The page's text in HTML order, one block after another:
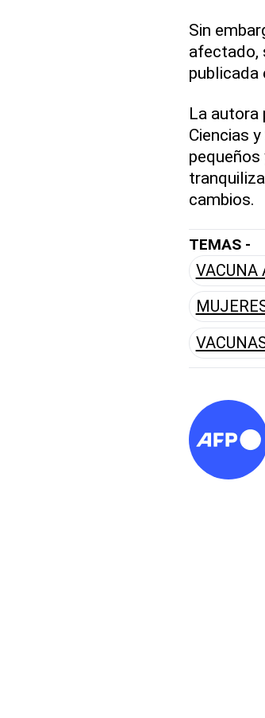
Sin
afectado,
publicada
La autora
Ciencias y
cambios.
TEMAS -
VACUNA